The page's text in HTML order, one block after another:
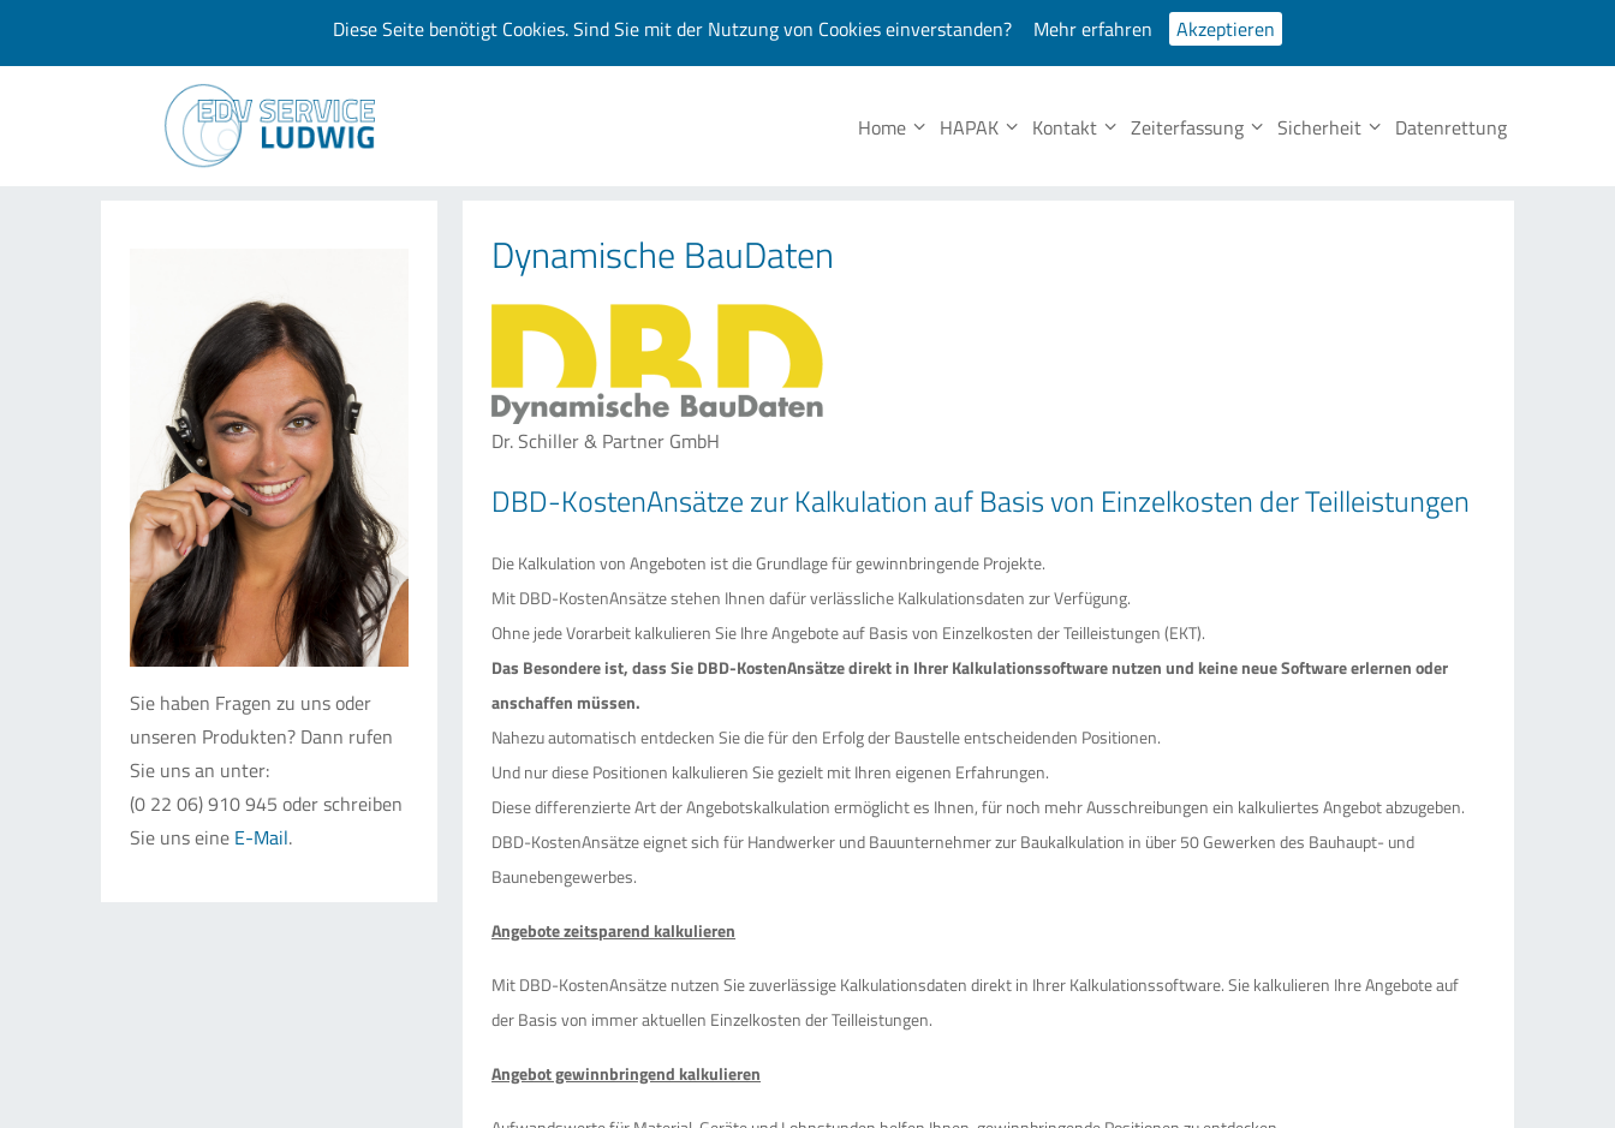
Diese Seite benötigt Cookies. Sind Sie mit der Nutzung von Cookies einverstanden? Mehr erfahren Akzeptieren
Unsere Partner Fernwartung Prospekte
Home HAPAK Kontakt Zeiterfassung Sicherheit Datenrettung
Dynamische BauDaten
Dr. Schiller & Partner GmbH
DBD-KostenAnsätze zur Kalkulation auf Basis von Einzelkosten der Teilleistungen
Die Kalkulation von Angeboten ist die Grundlage für gewinnbringende Projekte.
Mit DBD-KostenAnsätze stehen Ihnen dafür verlässliche Kalkulationsdaten zur Verfügung.
Ohne jede Vorarbeit kalkulieren Sie Ihre Angebote auf Basis von Einzelkosten der Teilleistungen (EKT).
Das Besondere ist, dass Sie DBD-KostenAnsätze direkt in Ihrer Kalkulationssoftware nutzen und keine neue Software erlernen oder
anschaffen müssen.
Nahezu automatisch entdecken Sie die für den Erfolg der Baustelle entscheidenden Positionen.
Und nur diese Positionen kalkulieren Sie gezielt mit Ihren eigenen Erfahrungen.
Diese differenzierte Art der Angebotskalkulation ermöglicht es Ihnen, für noch mehr Ausschreibungen ein kalkuliertes Angebot abzugeben.
DBD-KostenAnsätze eignet sich für Handwerker und Bauunternehmer zur Baukalkulation in über 50 Gewerken des Bauhaupt- und
Baunebengewerbes.
Angebote zeitsparend kalkulieren
Mit DBD-KostenAnsätze nutzen Sie zuverlässige Kalkulationsdaten direkt in Ihrer Kalkulationssoftware. Sie kalkulieren Ihre Angebote auf
der Basis von immer aktuellen Einzelkosten der Teilleistungen.
Angebot gewinnbringend kalkulieren
Sie haben Fragen zu uns oder
unseren Produkten? Dann rufen
Sie uns an unter:
(0 22 06) 910 945 oder schreiben
Sie uns eine E-Mail.